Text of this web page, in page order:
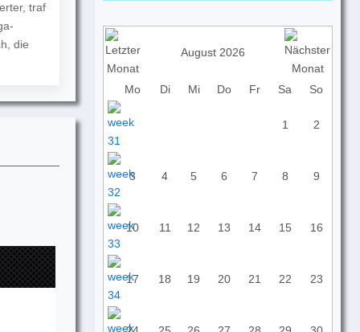
traf
die
August 2026
Mo Di Mi Do Fr Sa So
1 2
3 4 5 6 7 8 9
10 11 12 13 14 15 16
17 18 19 20 21 22 23